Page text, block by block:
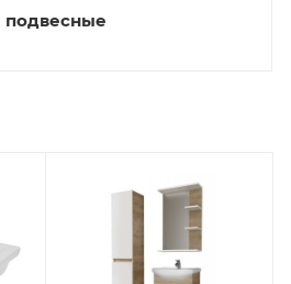
подвесные